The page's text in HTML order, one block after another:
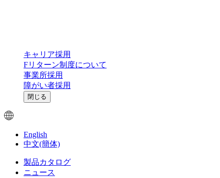
キャリア採用
Fリターン制度について
事業所採用
障がい者採用
閉じる
English
中文(簡体)
製品カタログ
ニュース